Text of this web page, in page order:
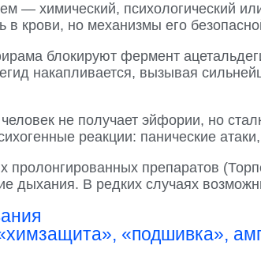
— химический, психологический
в крови, но механизмы его
блокируют фермент
накапливается, вызывая
не получает эйфории, но
реакции: панические
препаратов
дыхания. В редких случаях
«подшивка»,